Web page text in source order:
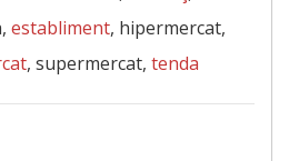
establiment, hipermercat,
, supermercat, tenda